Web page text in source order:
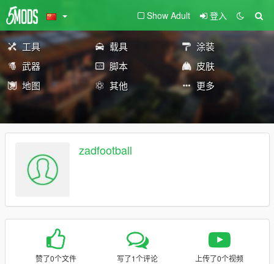
Show Adult 登入
工具 载具
涂装
武器
脚本
皮肤
地图
其他 更多
zadfootball
赞了0个文件 写了1个评论 上传了0个视频